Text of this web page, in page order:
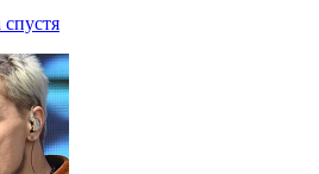
спустя